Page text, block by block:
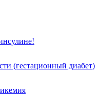
(гестационный диабет)